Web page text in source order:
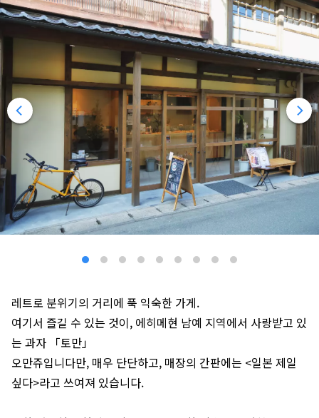
레트로 분위기의 거리에 푹 익숙한 가게.
여기서 즐길 수 있는 것이, 에히메현 남예 지역에서 사랑받고 있
는 과자 「토만」
오만쥬입니다만, 매우 단단하고, 매장의 간판에는 <일본 제일
싶다>라고 쓰여져 있습니다.